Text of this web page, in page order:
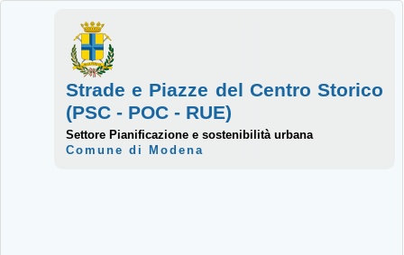
Strade e Piazze del Centro Storico
(PSC - POC - RUE)
Settore Pianificazione e sostenibilità urbana
Comune di Modena